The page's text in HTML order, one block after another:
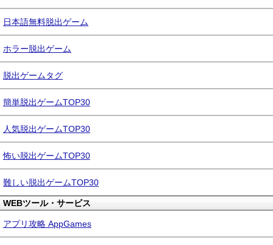
日本語無料脱出ゲーム
ホラー脱出ゲーム
脱出ゲームタグ
簡単脱出ゲームTOP30
人気脱出ゲームTOP30
怖い脱出ゲームTOP30
難しい脱出ゲームTOP30
WEBツール・サービス
アプリ攻略 AppGames